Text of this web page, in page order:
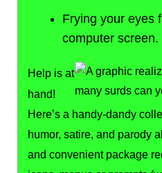
Frying your eyes
computer screen.
Help is at
hand!
Here’s a handy-dandy
humor, satire, and parody
and convenient package